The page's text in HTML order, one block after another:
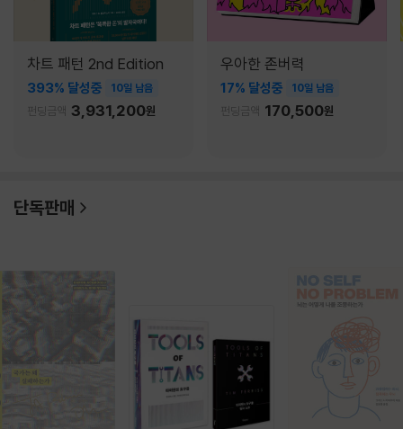
차트 패턴 2nd Edition
393% 달성중 10일 남음
펀딩금액 3,931,200원
우아한 존버력
17% 달성중 10일 남음
펀딩금액 170,500원
단독판매